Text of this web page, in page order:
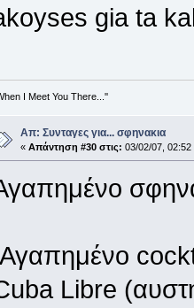
gia ta
I Meet You There...''
Απ: Συνταγες για... σφηνακια
« Απάντηση #30 στις: 03/02/07, 02:52
Αγαπημένο
Libre